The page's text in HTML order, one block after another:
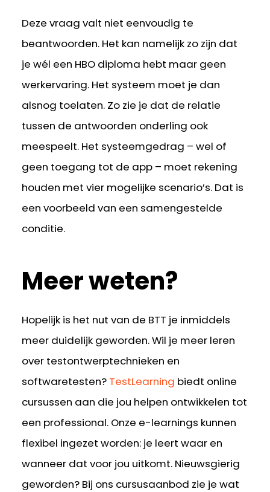
Deze vraag valt niet eenvoudig te
beantwoorden. Het kan namelijk zo zijn dat
je wél een HBO diploma hebt maar geen
werkervaring. Het systeem moet je dan
alsnog toelaten. Zo zie je dat de relatie
tussen de antwoorden onderling ook
meespeelt. Het systeemgedrag – wel of
geen toegang tot de app – moet rekening
houden met vier mogelijke scenario’s. Dat is
een voorbeeld van een samengestelde
conditie.
Meer weten?
Hopelijk is het nut van de BTT je inmiddels
meer duidelijk geworden. Wil je meer leren
over testontwerptechnieken en
softwaretesten? TestLearning biedt online
cursussen aan die jou helpen ontwikkelen tot
een professional. Onze e-learnings kunnen
flexibel ingezet worden: je leert waar en
wanneer dat voor jou uitkomt. Nieuwsgierig
geworden? Bij ons cursusaanbod zie je wat